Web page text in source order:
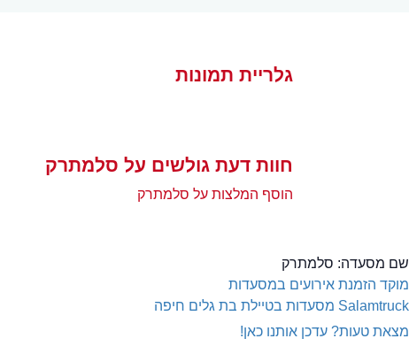
גלריית תמונות
חוות דעת גולשים על סלמתרק
הוסף המלצות על סלמתרק
שם מסעדה: סלמתרק
מוקד הזמנת אירועים במסעדות
Salamtruck מסעדות בטיילת בת גלים חיפה
מצאת טעות? עדכן אותנו כאן!